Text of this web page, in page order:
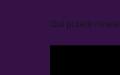
Qui potete